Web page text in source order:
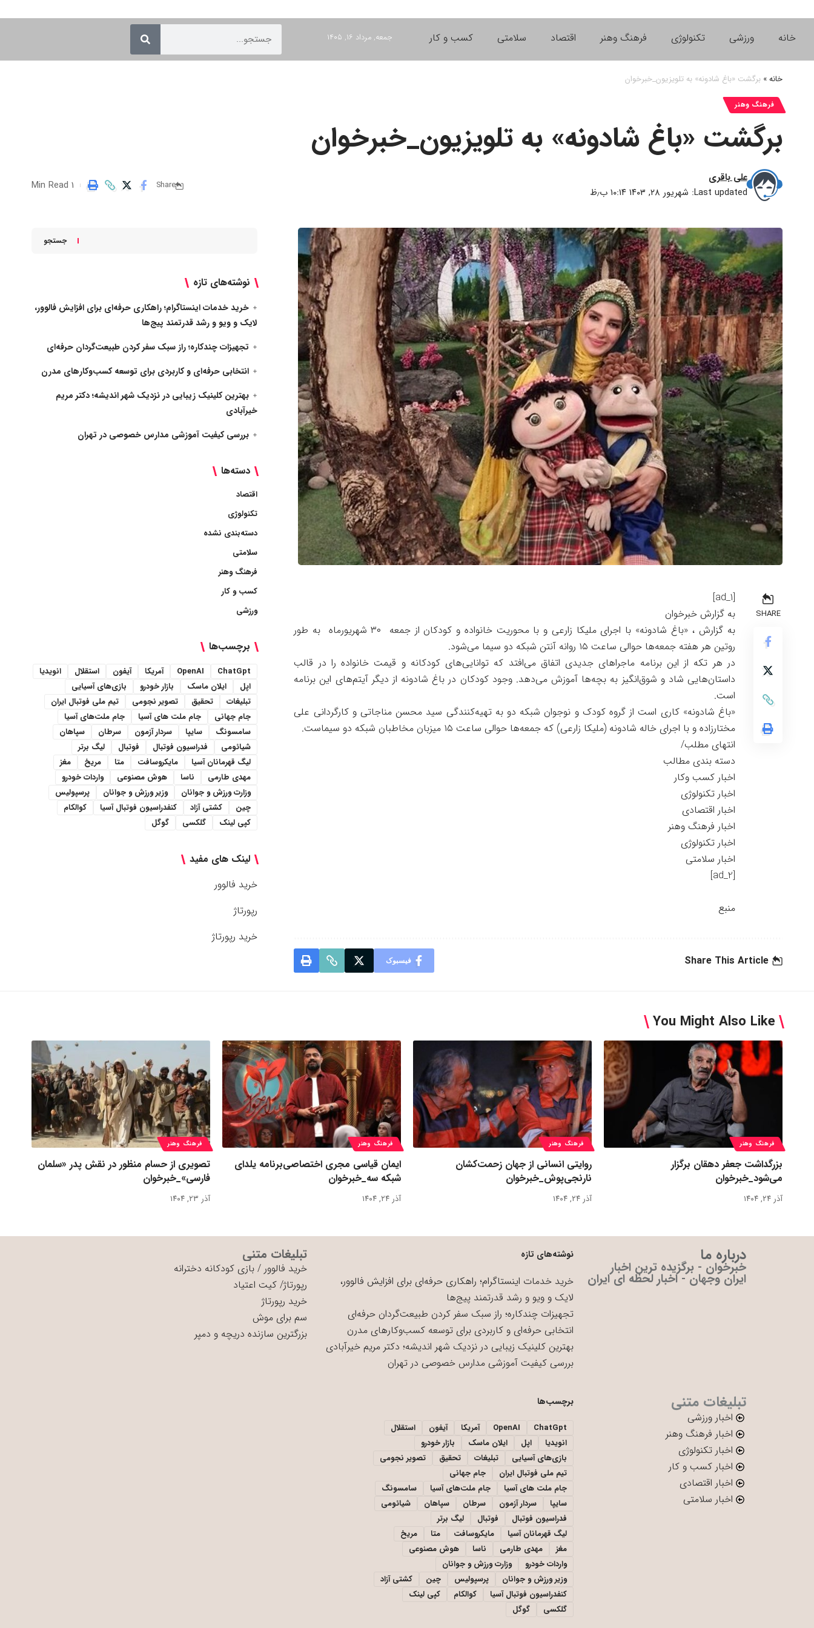
خانه ورزشی تکنولوژی فرهنگ وهنر اقتصاد سلامتی کسب و کار جمعه, مرداد ۱۶, ۱۴۰۵
خانه» برگشت «باغ شادونه» به تلویزیون_خبرخوان
فرهنگ وهنر
برگشت «باغ شادونه» به تلویزیون_خبرخوان
Last updated: شهریور ۲۸, ۱۴۰۳ ۱۰:۱۴ ب٫ظ
علی باقری
Share
1 Min Read
SHARE
[ad_1]
به گزارش خبرخوان
به گزارش ، «باغ شادونه» با اجرای ملیکا زارعی و با محوریت خانواده و کودکان از جمعه ۳۰ شهریورماه به طور
روتین هر هفته جمعه‌ها حوالی ساعت ۱۵ روانه آنتن شبکه دو سیما می‌شود.
در هر تکه از این برنامه ماجراهای جدیدی اتفاق می‌افتد که توانایی‌های کودکانه و قیمت خانواده را در قالب
داستان‌هایی شاد و شوق‌انگیز به بچه‌ها آموزش می‌دهد. وجود کودکان در باغ شادونه از دیگر آیتم‌های این برنامه
است.
«باغ شادونه» کاری است از گروه کودک و نوجوان شبکه دو به تهیه‌کنندگی سید محسن مناجاتی و کارگردانی علی
مختارزاده و با اجرای خاله شادونه (ملیکا زارعی) که جمعه‌ها حوالی ساعت ۱۵ میزبان مخاطبان شبکه دو سیماست.
انتهای مطلب/
دسته بندی مطالب
اخبار کسب وکار
اخبار تکنولوژی
اخبار اقتصادی
اخبار فرهنگ وهنر
اخبار تکنولوژی
اخبار سلامتی
[ad_2]
منبع
Share This Article فیسبوک
جستجو
نوشته‌های تازه
خرید خدمات اینستاگرام؛ راهکاری حرفه‌ای برای افزایش فالوور،
لایک و ویو و رشد قدرتمند پیج‌ها
تجهیزات چندکاره؛ راز سبک سفر کردن طبیعت‌گردان حرفه‌ای
انتخابی حرفه‌ای و کاربردی برای توسعه کسب‌وکارهای مدرن
بهترین کلینیک زیبایی در نزدیک شهر اندیشه؛ دکتر مریم
خیرآبادی
بررسی کیفیت آموزشی مدارس خصوصی در تهران
دسته‌ها
اقتصاد
تکنولوژی
دسته‌بندی نشده
سلامتی
فرهنگ وهنر
کسب و کار
ورزشی
برچسب‌ها
ChatGpt
OpenAI آمریکا آیفون استقلال
انویدیا
اپل
ایلان ماسک بازار خودرو
بازی‌های آسیایی
تبلیغات
تحقیق تصویر نجومی
تیم ملی فوتبال ایران
جام جهانی
جام ملت های آسیا
جام ملت‌های آسیا
سامسونگ
سایپا سردار آزمون سرطان
سپاهان
شیائومی
فدراسیون فوتبال فوتبال
لیگ برتر
لیگ قهرمانان آسیا
مایکروسافت متا مریخ
مغز
مهدی طارمی
ناسا هوش مصنوعی
واردات خودرو
وزارت ورزش و جوانان
وزیر ورزش و جوانان
پرسپولیس
چین
کشتی آزاد کنفدراسیون فوتبال آسیا
کوالکام
کپی لینک
گلکسی گوگل
لینک های مفید
خرید فالوور
رپورتاژ
خرید رپورتاژ
You Might Also Like
فرهنگ وهنر
بزرگداشت جعفر دهقان برگزار
می‌شود_خبرخوان
آذر ۲۴, ۱۴۰۴
فرهنگ وهنر
روایتی انسانی از جهان زحمت‌کشان
نارنجی‌پوش_خبرخوان
آذر ۲۴, ۱۴۰۴
فرهنگ وهنر
ایمان قیاسی مجری اختصاصی‌برنامه یلدای
شبکه سه_خبرخوان
آذر ۲۴, ۱۴۰۴
فرهنگ وهنر
تصویری از حسام منظور در نقش پدر «سلمان
فارسی»_خبرخوان
آذر ۲۳, ۱۴۰۴
درباره ما
خبرخوان - برگزیده ترین اخبار
ایران وجهان - اخبار لحظه ای ایران
نوشته‌های تازه
خرید خدمات اینستاگرام؛ راهکاری حرفه‌ای برای افزایش فالوور،
لایک و ویو و رشد قدرتمند پیج‌ها
تجهیزات چندکاره؛ راز سبک سفر کردن طبیعت‌گردان حرفه‌ای
انتخابی حرفه‌ای و کاربردی برای توسعه کسب‌وکارهای مدرن
بهترین کلینیک زیبایی در نزدیک شهر اندیشه؛ دکتر مریم خیرآبادی
بررسی کیفیت آموزشی مدارس خصوصی در تهران
تبلیغات متنی
خرید فالوور /بازی کودکانه دخترانه
رپورتاژ/کیت اعتیاد
خرید رپورتاژ
سم برای موش
بزرگترین سازنده دریچه و دمپر
تبلیغات متنی
اخبار ورزشی
اخبار فرهنگ وهنر
اخبار تکنولوژی
اخبار کسب و کار
اخبار اقتصادی
اخبار سلامتی
برچسب‌ها
ChatGpt
OpenAI آمریکا آیفون
استقلال
انویدیا
اپل ایلان ماسک
بازار خودرو
بازی‌های آسیایی
تبلیغات تحقیق
تصویر نجومی
تیم ملی فوتبال ایران
جام جهانی
جام ملت های آسیا
جام ملت‌های آسیا
سامسونگ
سایپا
سردار آزمون سرطان سپاهان
شیائومی
فدراسیون فوتبال
فوتبال
لیگ برتر
لیگ قهرمانان آسیا
مایکروسافت متا
مریخ
مغز
مهدی طارمی ناسا
هوش مصنوعی
واردات خودرو
وزارت ورزش و جوانان
وزیر ورزش و جوانان
پرسپولیس چین
کشتی آزاد
کنفدراسیون فوتبال آسیا
کوالکام
کپی لینک
گلکسی
گوگل